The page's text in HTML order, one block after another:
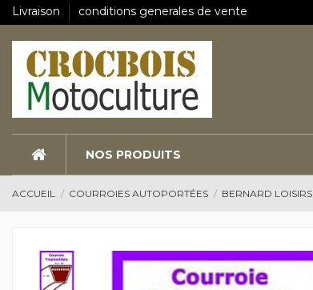
Livraison conditions generales de vente
NOS PRODUITS
ACCUEIL COURROIES AUTOPORTÉES BERNARD LOISIRS